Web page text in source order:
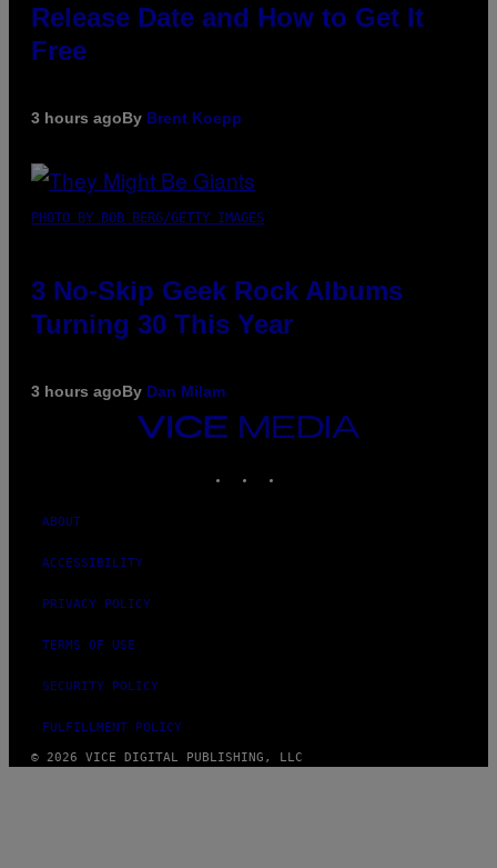
Release Date and How to Get It
Free
3 hours agoBy Brent Koepp
PHOTO BY BOB BERG/GETTY IMAGES
3 No-Skip Geek Rock Albums
Turning 30 This Year
3 hours agoBy Dan Milam
VICE
MEDIA
ABOUT
ACCESSIBILITY
PRIVACY POLICY
TERMS OF USE
SECURITY POLICY
FULFILLMENT POLICY
© 2026 VICE DIGITAL PUBLISHING, LLC